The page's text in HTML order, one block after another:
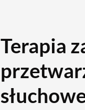
Terapia